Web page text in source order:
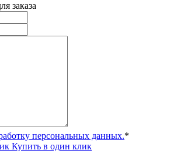
заказа
персональных данных.*
Купить в один клик